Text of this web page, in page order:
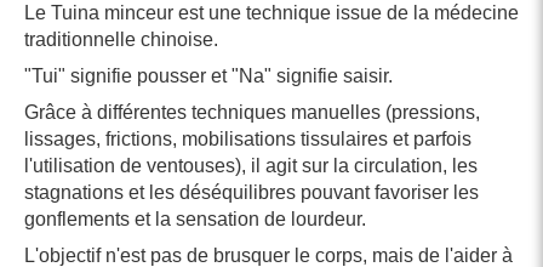
Le Tuina minceur est une technique issue de la médecine
traditionnelle chinoise.
"Tui" signifie pousser et "Na" signifie saisir.
Grâce à différentes techniques manuelles (pressions,
lissages, frictions, mobilisations tissulaires et parfois
l'utilisation de ventouses), il agit sur la circulation, les
stagnations et les déséquilibres pouvant favoriser les
gonflements et la sensation de lourdeur.
L'objectif n'est pas de brusquer le corps, mais de l'aider à